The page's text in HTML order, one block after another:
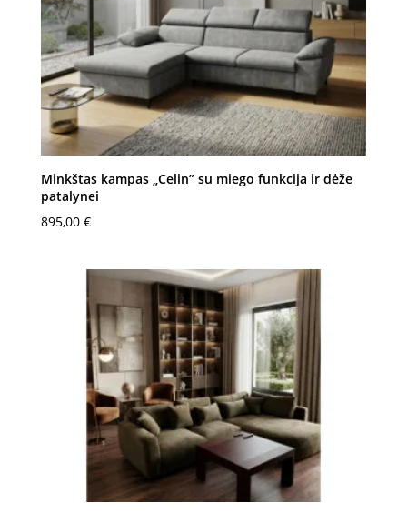
Minkštas kampas „Celin” su miego funkcija ir dėže
patalynei
895,00 €